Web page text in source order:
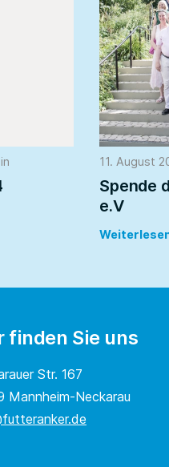
11. August
Spende
e.V
finden Sie uns
Str. 167
Mannheim-Neckarau